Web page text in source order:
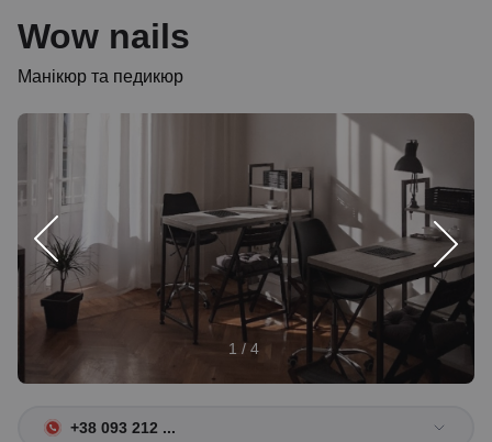
Wow nails
Манікюр та педикюр
1 / 4
+38 093 212 ...